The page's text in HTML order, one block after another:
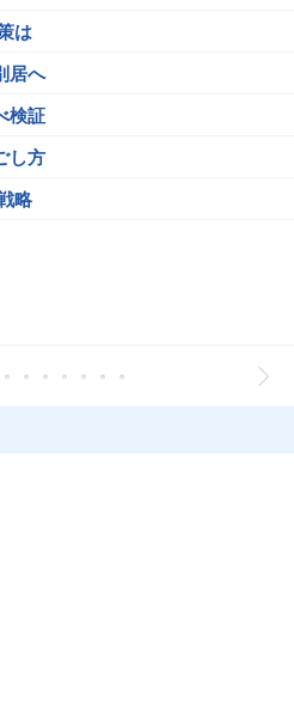
は
居へ
検証
し方
略